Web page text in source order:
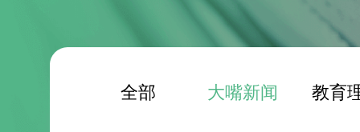
全部 大嘴新闻 教育